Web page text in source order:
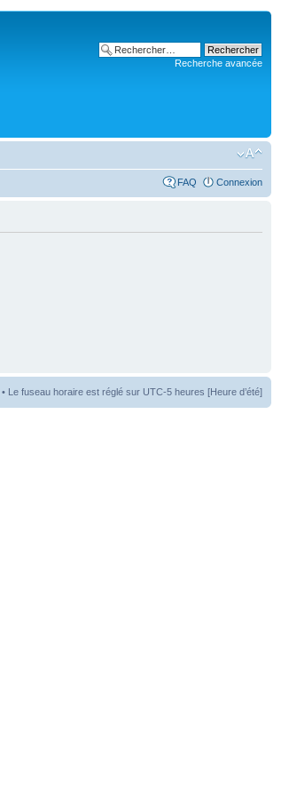
Recherche avancée
FAQ Connexion
• Le fuseau horaire est réglé sur UTC-5 heures [Heure d’été]